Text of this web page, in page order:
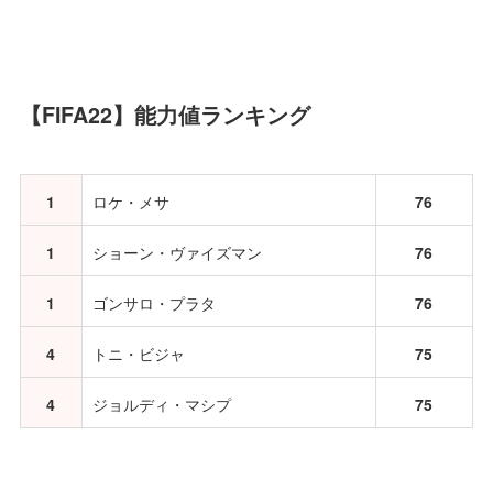
【FIFA22】能力値ランキング
1 ロケ・メサ 76
1 ショーン・ヴァイズマン 76
1 ゴンサロ・プラタ 76
4 トニ・ビジャ 75
4 ジョルディ・マシプ 75